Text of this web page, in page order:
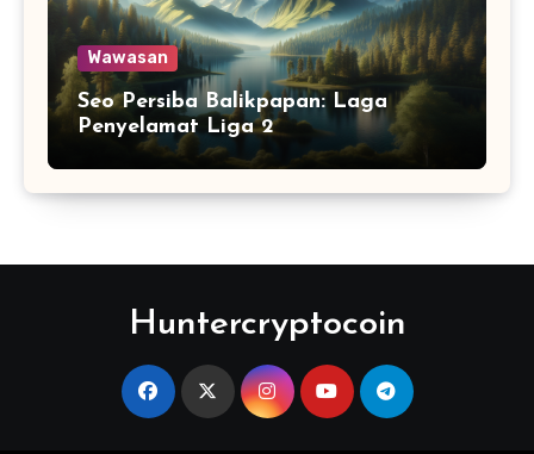
Wawasan
Seo Persiba Balikpapan: Laga
Penyelamat Liga 2
Huntercryptocoin